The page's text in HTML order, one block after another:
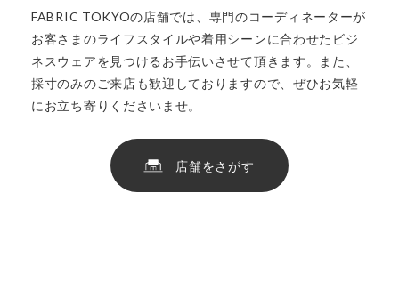
FABRIC TOKYOの店舗では、専門のコーディネーターが
お客さまのライフスタイルや着用シーンに合わせたビジ
ネスウェアを見つけるお手伝いさせて頂きます。また、
採寸のみのご来店も歓迎しておりますので、ぜひお気軽
にお立ち寄りくださいませ。
店舗をさがす